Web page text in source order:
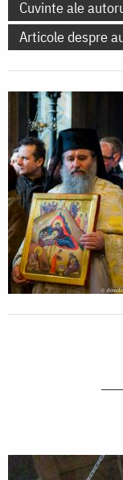
Cuvinte ale
Articole despre